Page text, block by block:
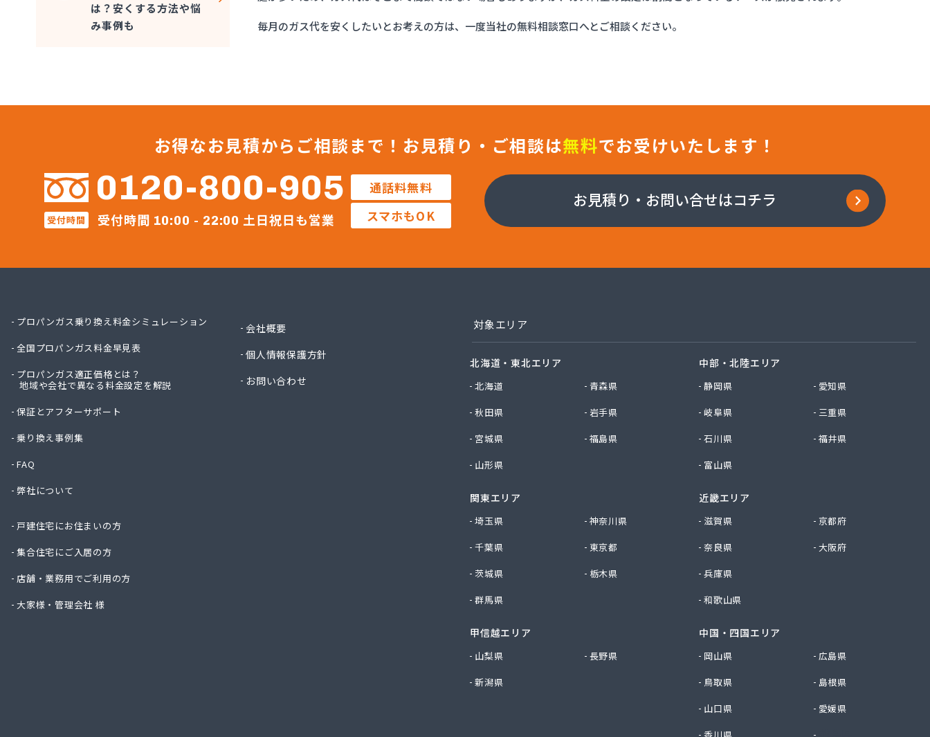
フルキ石油株式会社 ガス部
むらた
ライフガス山口
宇土ガス株式会社
岡崎商店
株式会社Misumi
株式会社Misumi熊本オフィス ミスミガス熊本店・石油・ガス卸部
株式会社アイティーエス
株式会社アイティーエス 南支店
株式会社ウエハラ
株式会社シバタ 熊本営業所
株式会社ジャパンクラフト
株式会社タイプロ
毎月のガス代を安くしたいとお考えの方は、一度当社の無料相談窓口へとご相談ください。
は？安くする方法や悩
み事例も
お得なお見積からご相談まで！ お見積り・ご相談は無料でお受けいたします！
0120-800-905
受付時間 受付時間 10:00 - 22:00 土日祝日も営業
通話料無料
スマホもOK
お見積り・お問い合せはコチラ
プロパンガス乗り換え料金シミュレーション
全国プロパンガス料金早見表
プロパンガス適正価格とは？
地域や会社で異なる料金設定を解説
保証とアフターサポート
乗り換え事例集
FAQ
弊社について
戸建住宅にお住まいの方
集合住宅にご入居の方
店舗・業務用でご利用の方
大家様・管理会社 様
会社概要
個人情報保護方針
お問い合わせ
対象エリア
北海道・東北エリア
北海道
青森県
秋田県
岩手県
宮城県
福島県
山形県
関東エリア
埼玉県
神奈川県
千葉県
東京都
茨城県
栃木県
群馬県
甲信越エリア
山梨県
長野県
新潟県
中部・北陸エリア
静岡県
愛知県
岐阜県
三重県
石川県
福井県
富山県
近畿エリア
滋賀県
京都府
奈良県
大阪府
兵庫県
和歌山県
中国・四国エリア
岡山県
広島県
鳥取県
島根県
山口県
愛媛県